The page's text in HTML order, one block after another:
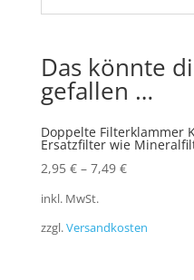
Das könnte
gefallen …
Doppelte Filterklammer
Ersatzfilter wie
2,95 €– 7,49 €
inkl. MwSt.
zzgl.Versandkosten